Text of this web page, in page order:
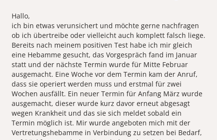
Hallo,
ich bin etwas verunsichert und möchte gerne nachfragen
ob ich übertreibe oder vielleicht auch komplett falsch liege.
Bereits nach meinem positiven Test habe ich mir gleich
eine Hebamme gesucht, das Vorgespräch fand im Januar
statt und der nächste Termin wurde für Mitte Februar
ausgemacht. Eine Woche vor dem Termin kam der Anruf,
dass sie operiert werden muss und erstmal für zwei
Wochen ausfällt. Ein neuer Termin für Anfang März wurde
ausgemacht, dieser wurde kurz davor erneut abgesagt
wegen Krankheit und das sie sich meldet sobald ein
Termin möglich ist. Mir wurde angeboten mich mit der
Vertretungshebamme in Verbindung zu setzen bei Bedarf,